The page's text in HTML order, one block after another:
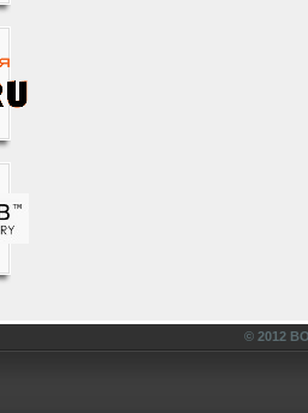
© 2012